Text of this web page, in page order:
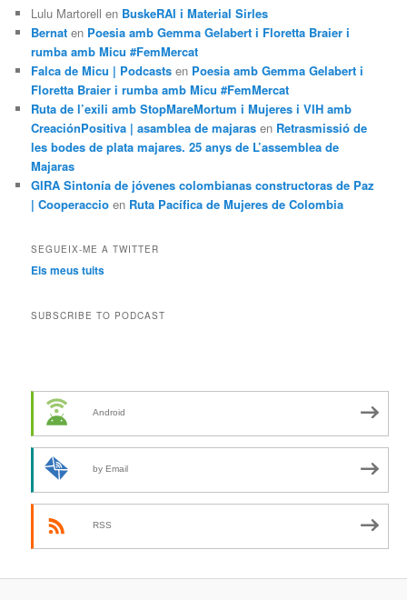
Lulu Martorell en BuskeRAI i Material Sirles
Bernat en Poesia amb Gemma Gelabert i Floretta Braier i
rumba amb Micu #FemMercat
Falca de Micu | Podcasts en Poesia amb Gemma Gelabert i
Floretta Braier i rumba amb Micu #FemMercat
Ruta de l’exili amb StopMareMortum i Mujeres i VIH amb
CreaciónPositiva | asamblea de majaras en Retrasmissió de
les bodes de plata majares. 25 anys de L’assemblea de
Majaras
GIRA Sintonía de jóvenes colombianas constructoras de Paz
| Cooperaccio en Ruta Pacífica de Mujeres de Colombia
SEGUEIX-ME A TWITTER
Els meus tuits
SUBSCRIBE TO PODCAST
Android
by Email
RSS